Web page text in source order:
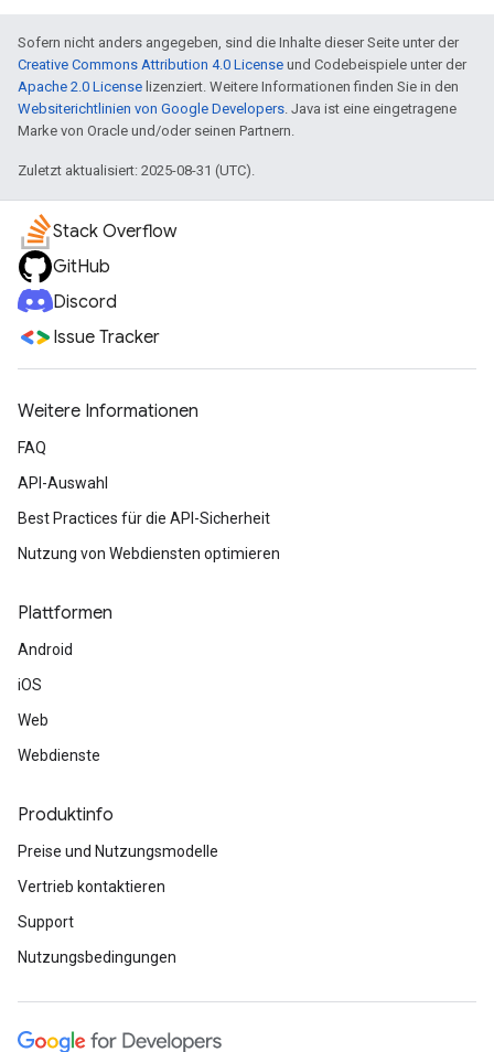
Sofern nicht anders angegeben, sind die Inhalte dieser Seite unter der
Creative Commons Attribution 4.0 License und Codebeispiele unter der
Apache 2.0 License lizenziert. Weitere Informationen finden Sie in den
Websiterichtlinien von Google Developers. Java ist eine eingetragene
Marke von Oracle und/oder seinen Partnern.
Zuletzt aktualisiert: 2025-08-31 (UTC).
Stack Overflow
GitHub
Discord
Issue Tracker
Weitere Informationen
FAQ
API-Auswahl
Best Practices für die API-Sicherheit
Nutzung von Webdiensten optimieren
Plattformen
Android
iOS
Web
Webdienste
Produktinfo
Preise und Nutzungsmodelle
Vertrieb kontaktieren
Support
Nutzungsbedingungen